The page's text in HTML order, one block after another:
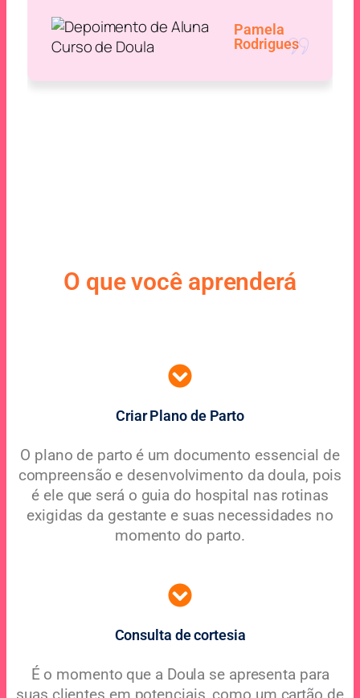
Pamela
Rodrigues
prof sem palavras.
agradeço.
O que você aprenderá
Criar Plano de Parto
O plano de parto é um documento essencial de
compreensão e desenvolvimento da doula, pois
é ele que será o guia do hospital nas rotinas
exigidas da gestante e suas necessidades no
momento do parto.
Consulta de cortesia
É o momento que a Doula se apresenta para